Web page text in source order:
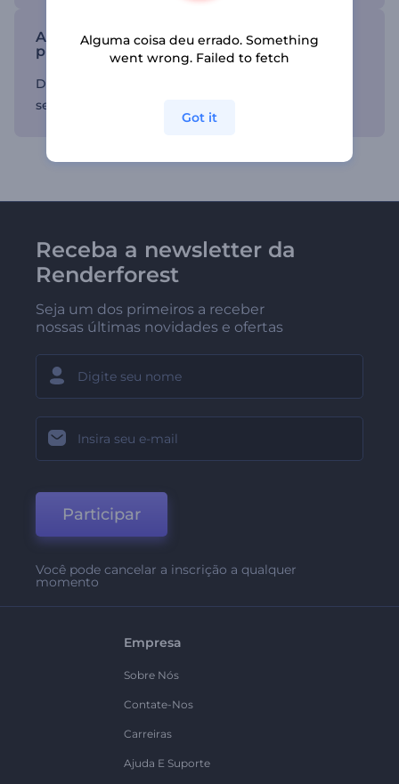
Apresentações de slides projetadas
profissionalmente
Dê às suas apresentações um visual lindo e um
sentimento cativante.
Receba a newsletter da
Renderforest
Seja um dos primeiros a receber
nossas últimas novidades e ofertas
Participar
Você pode cancelar a inscrição a qualquer
momento
Empresa
Sobre Nós
Contate-Nos
Carreiras
Ajuda E Suporte
Alguma coisa deu errado. Something
went wrong. Failed to fetch
Got it